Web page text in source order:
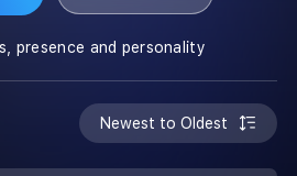
presence and personality
Newest to Oldest